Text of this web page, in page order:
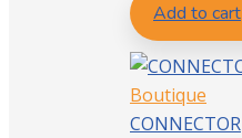
Add to cart
Boutique
CONNECTOR